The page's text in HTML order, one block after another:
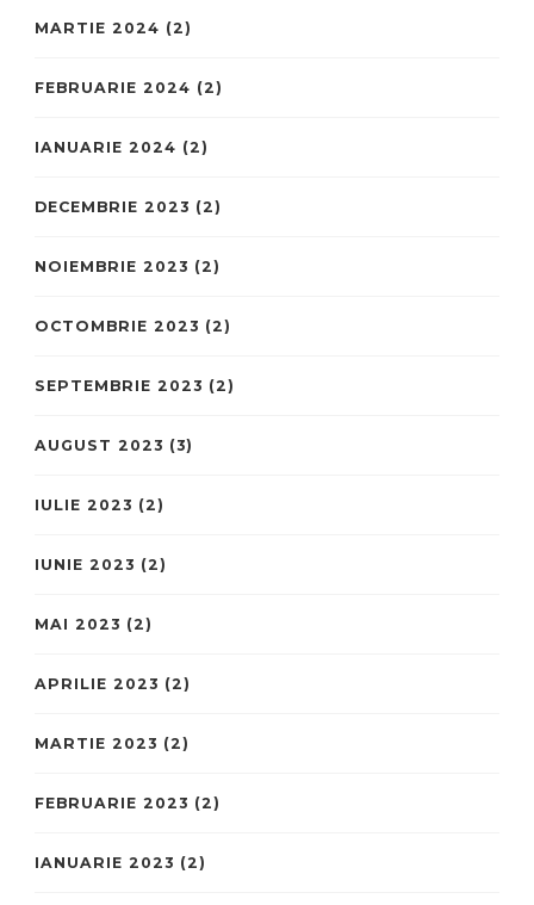
MARTIE 2024 (2)
FEBRUARIE 2024 (2)
IANUARIE 2024 (2)
DECEMBRIE 2023 (2)
NOIEMBRIE 2023 (2)
OCTOMBRIE 2023 (2)
SEPTEMBRIE 2023 (2)
AUGUST 2023 (3)
IULIE 2023 (2)
IUNIE 2023 (2)
MAI 2023 (2)
APRILIE 2023 (2)
MARTIE 2023 (2)
FEBRUARIE 2023 (2)
IANUARIE 2023 (2)